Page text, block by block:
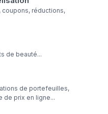
coupons, réductions,
de beauté...
de portefeuilles,
de prix en ligne...